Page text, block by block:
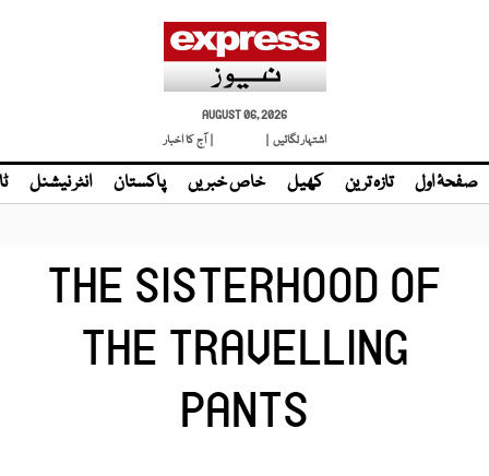
AUGUST 06, 2026
اشتہار لگائیں |
| آج کا اخبار
صفحۂ اول تازہ ترین کھیل خاص خبریں پاکستان انٹر نیشنل
THE SISTERHOOD OF
THE TRAVELLING
PANTS